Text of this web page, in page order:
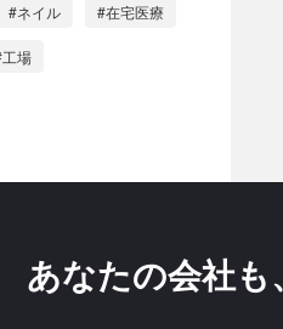
#ネイル #在宅医療
場
あなたの会社も、